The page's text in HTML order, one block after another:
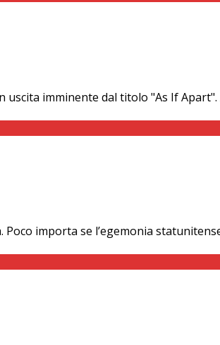
imminente dal titolo "As If
importa se l’egemonia